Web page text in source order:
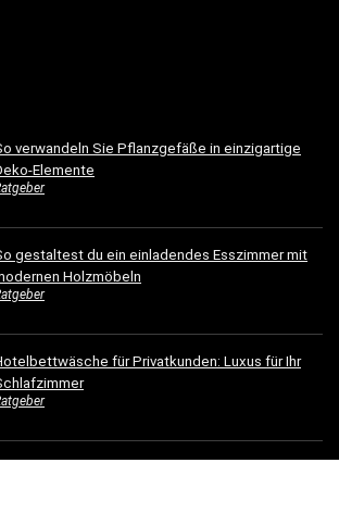
verwandeln Sie Pflanzgefäße in einzigartige
Elemente
gestaltest du ein einladendes Esszimmer mit
Holzmöbeln
für Privatkunden: Luxus für Ihr